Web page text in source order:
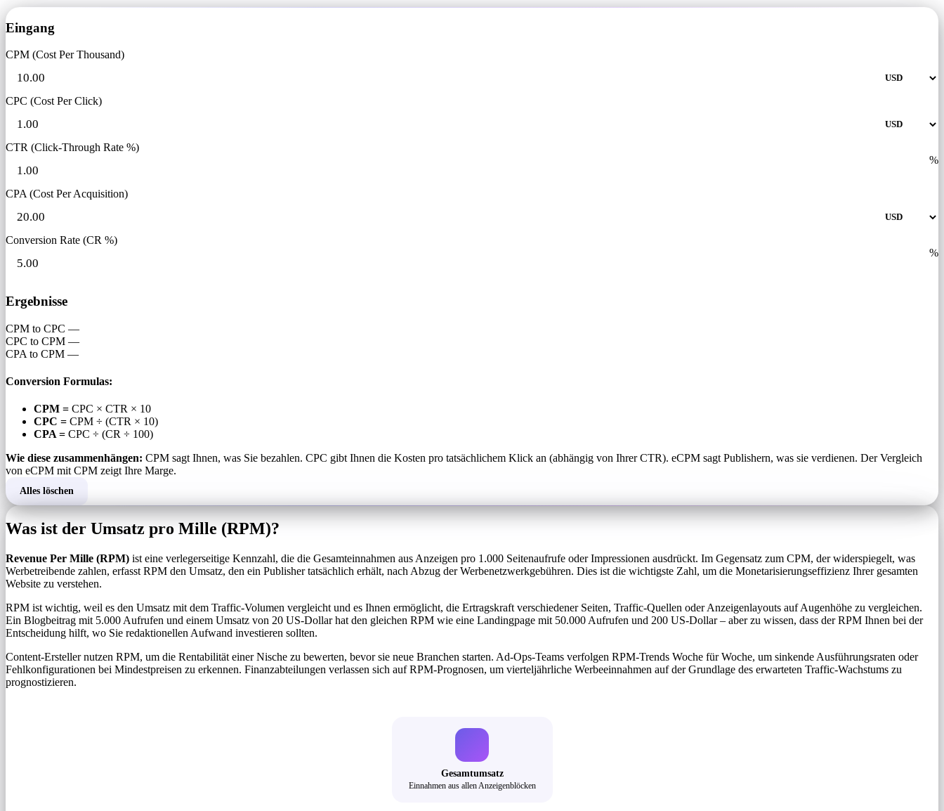
Eingang
CPM (Cost Per Thousand)
CPC (Cost Per Click)
CTR (Click-Through Rate %)
%
CPA (Cost Per Acquisition)
Conversion Rate (CR %)
%
Ergebnisse
CPM to CPC —
CPC to CPM —
CPA to CPM —
Conversion Formulas:
CPM = CPC × CTR × 10
CPC = CPM ÷ (CTR × 10)
CPA = CPC ÷ (CR ÷ 100)
Wie diese zusammenhängen: CPM sagt Ihnen, was Sie bezahlen. CPC gibt Ihnen die Kosten pro tatsächlichem Klick an (abhängig von Ihrer CTR). eCPM sagt Publishern, was sie verdienen. Der Vergleich
von eCPM mit CPM zeigt Ihre Marge.
Alles löschen
Was ist der Umsatz pro Mille (RPM)?
Revenue Per Mille (RPM) ist eine verlegerseitige Kennzahl, die die Gesamteinnahmen aus Anzeigen pro 1.000 Seitenaufrufe oder Impressionen ausdrückt. Im Gegensatz zum CPM, der widerspiegelt, was
Werbetreibende zahlen, erfasst RPM den Umsatz, den ein Publisher tatsächlich erhält, nach Abzug der Werbenetzwerkgebühren. Dies ist die wichtigste Zahl, um die Monetarisierungseffizienz Ihrer gesamten
Website zu verstehen.
RPM ist wichtig, weil es den Umsatz mit dem Traffic-Volumen vergleicht und es Ihnen ermöglicht, die Ertragskraft verschiedener Seiten, Traffic-Quellen oder Anzeigenlayouts auf Augenhöhe zu vergleichen.
Ein Blogbeitrag mit 5.000 Aufrufen und einem Umsatz von 20 US-Dollar hat den gleichen RPM wie eine Landingpage mit 50.000 Aufrufen und 200 US-Dollar – aber zu wissen, dass der RPM Ihnen bei der
Entscheidung hilft, wo Sie redaktionellen Aufwand investieren sollten.
Content-Ersteller nutzen RPM, um die Rentabilität einer Nische zu bewerten, bevor sie neue Branchen starten. Ad-Ops-Teams verfolgen RPM-Trends Woche für Woche, um sinkende Ausführungsraten oder
Fehlkonfigurationen bei Mindestpreisen zu erkennen. Finanzabteilungen verlassen sich auf RPM-Prognosen, um vierteljährliche Werbeeinnahmen auf der Grundlage des erwarteten Traffic-Wachstums zu
prognostizieren.
Gesamtumsatz
Einnahmen aus allen Anzeigenblöcken